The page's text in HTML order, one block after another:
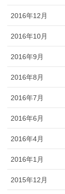
2016年12月
2016年10月
2016年9月
2016年8月
2016年7月
2016年6月
2016年4月
2016年1月
2015年12月